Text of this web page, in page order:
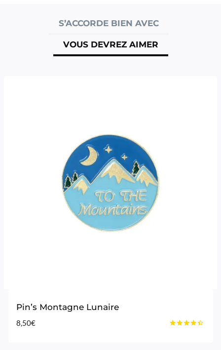
S’ACCORDE BIEN AVEC
VOUS DEVREZ AIMER
Pin’s Montagne Lunaire
8,50€